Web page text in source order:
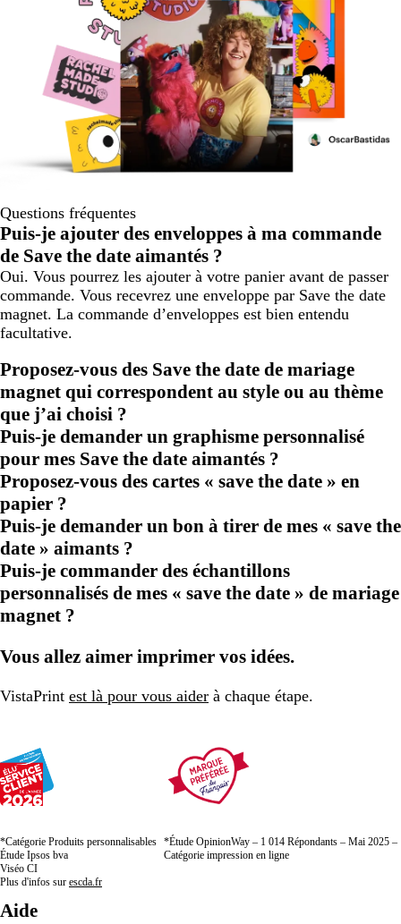
Questions fréquentes
Puis-je ajouter des enveloppes à ma commande
de Save the date aimantés ?
Oui. Vous pourrez les ajouter à votre panier avant de passer
commande. Vous recevrez une enveloppe par Save the date
magnet. La commande d’enveloppes est bien entendu
facultative.
Proposez-vous des Save the date de mariage
magnet qui correspondent au style ou au thème
que j’ai choisi ?
Puis-je demander un graphisme personnalisé
pour mes Save the date aimantés ?
Proposez-vous des cartes « save the date » en
papier ?
Puis-je demander un bon à tirer de mes « save the
date » aimants ?
Puis-je commander des échantillons
personnalisés de mes « save the date » de mariage
magnet ?
Vous allez aimer imprimer vos idées.
VistaPrint est là pour vous aider à chaque étape.
*Catégorie Produits personnalisables
Étude Ipsos bva
Viséo CI
Plus d'infos sur escda.fr
*Étude OpinionWay – 1 014 Répondants – Mai 2025 –
Catégorie impression en ligne
Aide